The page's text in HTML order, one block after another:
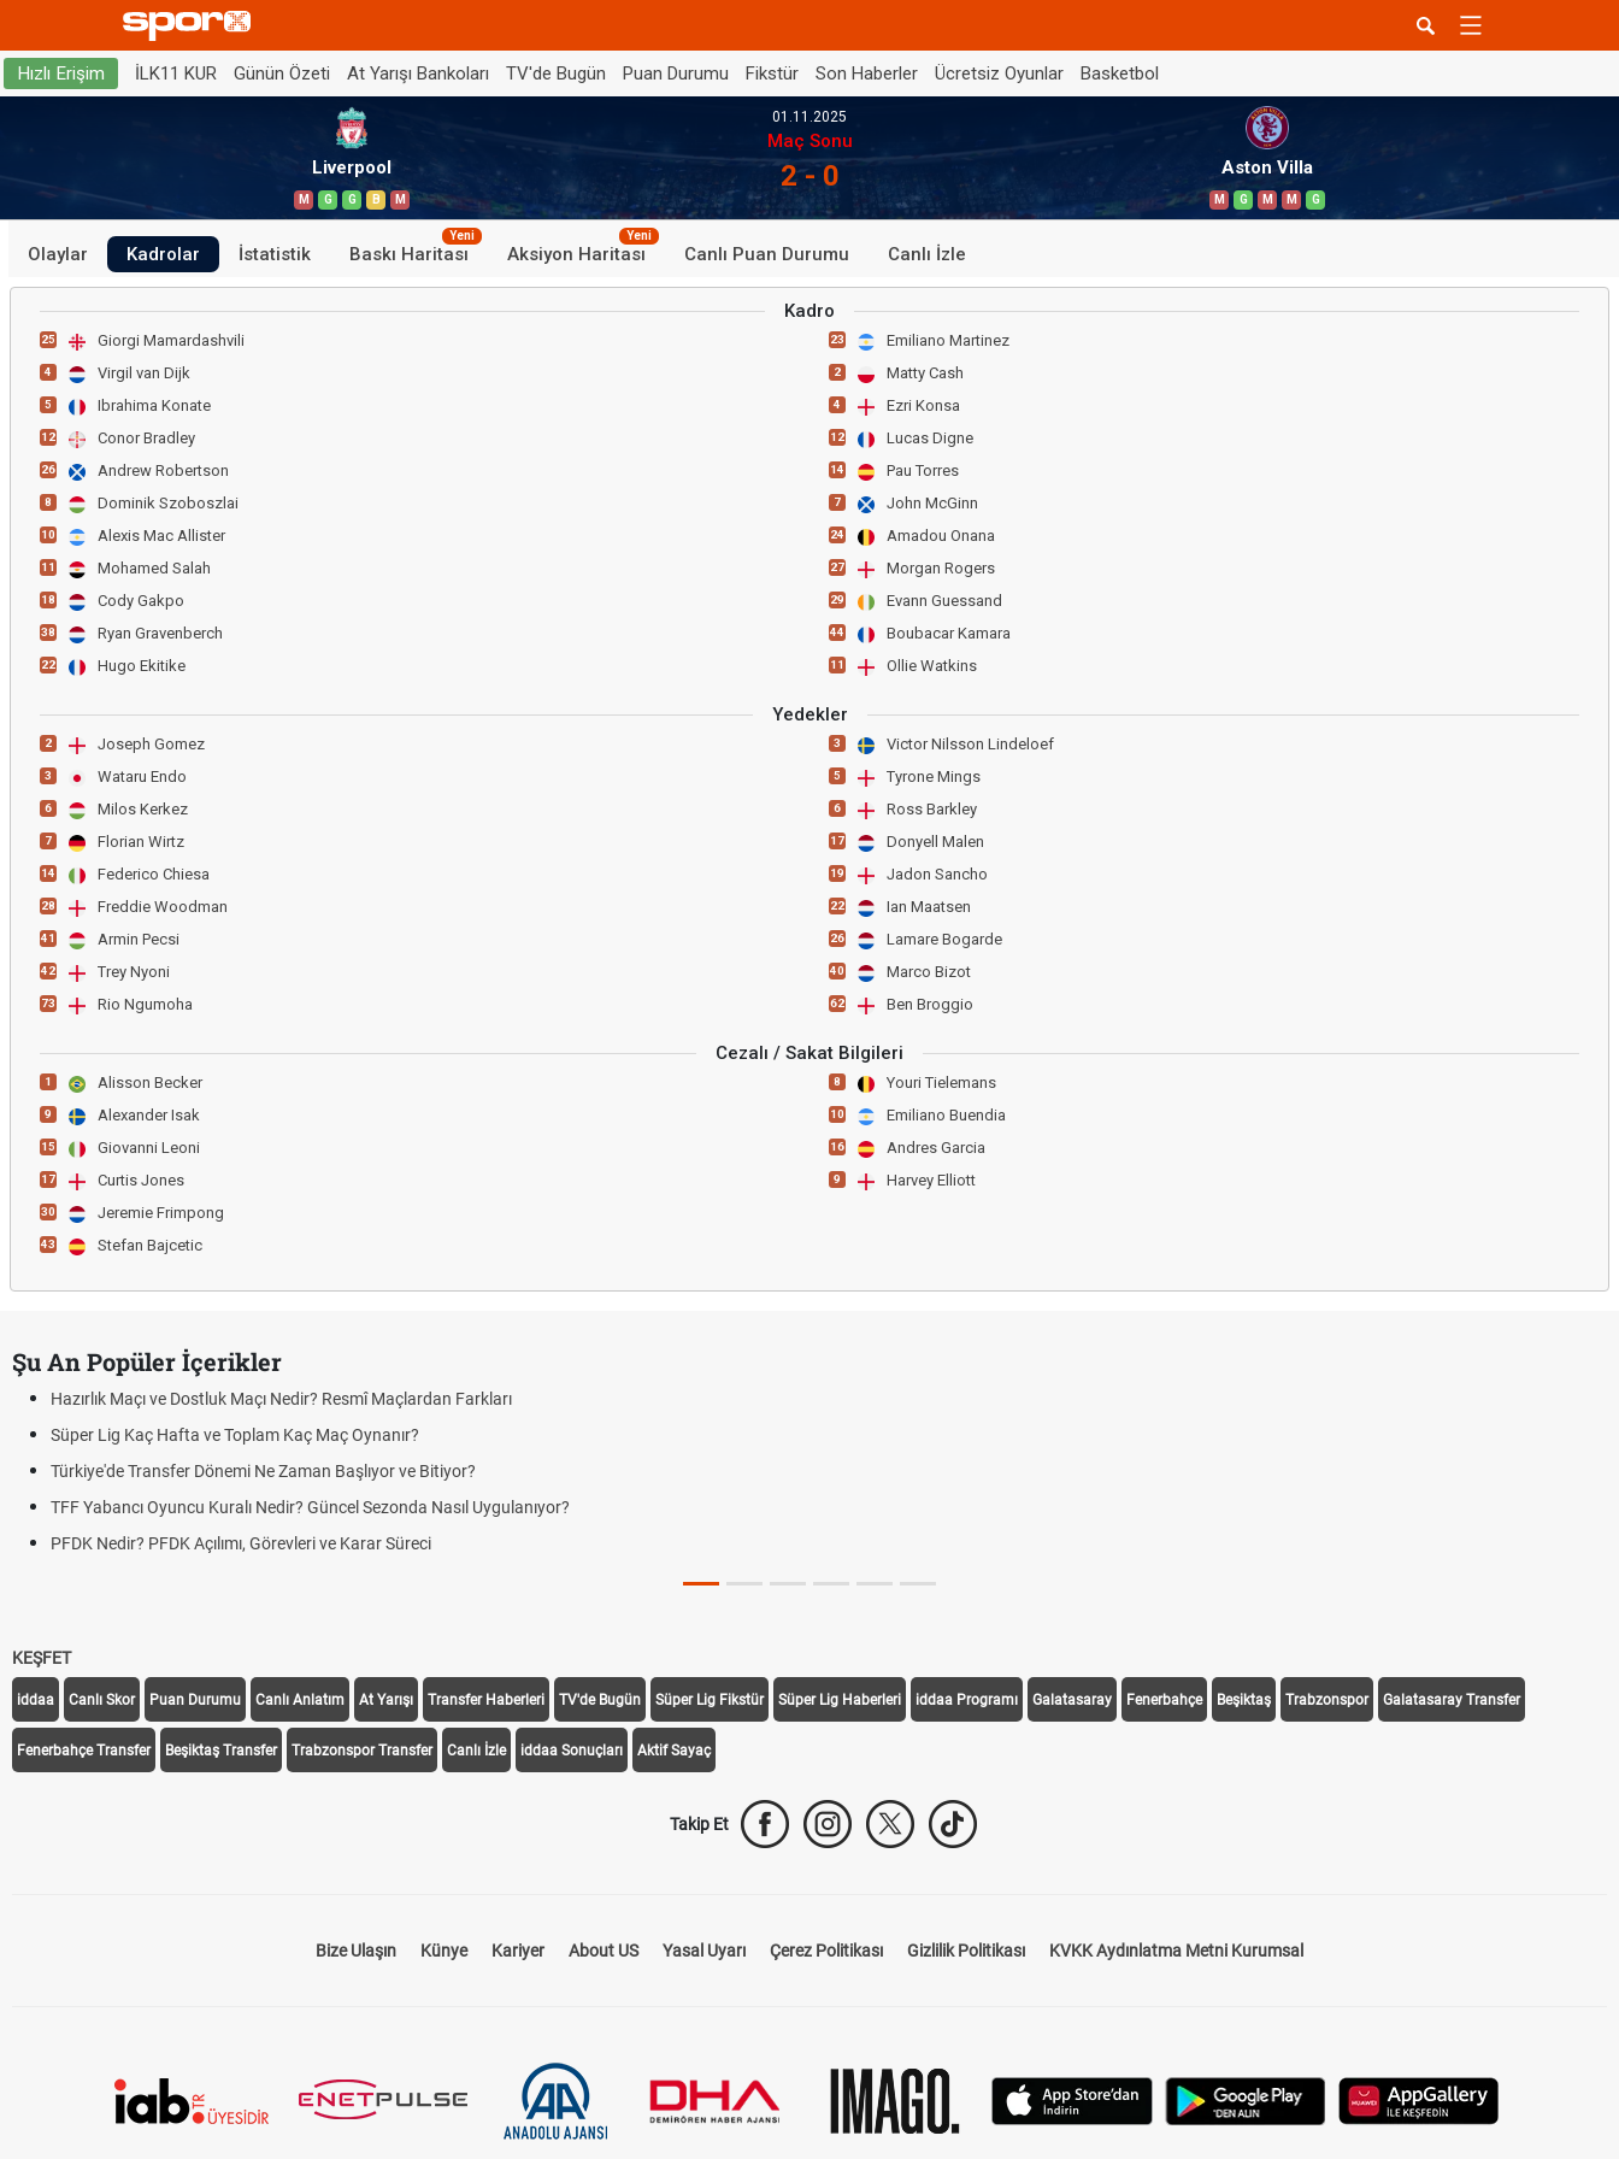
Hızlı Erişim İLK11 KUR Günün Özeti At Yarışı Bankoları TV'de Bugün Puan Durumu Fikstür Son Haberler Ücretsiz Oyunlar Basketbol
Liverpool
M G G B M
01.11.2025
Maç Sonu
2 - 0 Aston Villa
M G M M G
Olaylar Kadrolar İstatistik Baskı Haritası
Yeni
Aksiyon Haritası
Yeni
Canlı Puan Durumu Canlı İzle
Kadro
25 Giorgi Mamardashvili
4 Virgil van Dijk
5 Ibrahima Konate
12 Conor Bradley
26 Andrew Robertson
8 Dominik Szoboszlai
10 Alexis Mac Allister
11 Mohamed Salah
18 Cody Gakpo
38 Ryan Gravenberch
22 Hugo Ekitike
23 Emiliano Martinez
2 Matty Cash
4 Ezri Konsa
12 Lucas Digne
14 Pau Torres
7 John McGinn
24 Amadou Onana
27 Morgan Rogers
29 Evann Guessand
44 Boubacar Kamara
11 Ollie Watkins
Yedekler
2 Joseph Gomez
3 Wataru Endo
6 Milos Kerkez
7 Florian Wirtz
14 Federico Chiesa
28 Freddie Woodman
41 Armin Pecsi
42 Trey Nyoni
73 Rio Ngumoha
3 Victor Nilsson Lindeloef
5 Tyrone Mings
6 Ross Barkley
17 Donyell Malen
19 Jadon Sancho
22 Ian Maatsen
26 Lamare Bogarde
40 Marco Bizot
62 Ben Broggio
Cezalı / Sakat Bilgileri
1 Alisson Becker
9 Alexander Isak
15 Giovanni Leoni
17 Curtis Jones
30 Jeremie Frimpong
43 Stefan Bajcetic
8 Youri Tielemans
10 Emiliano Buendia
16 Andres Garcia
9 Harvey Elliott
Şu An Popüler İçerikler
Hazırlık Maçı ve Dostluk Maçı Nedir? Resmî Maçlardan Farkları
Süper Lig Kaç Hafta ve Toplam Kaç Maç Oynanır?
Türkiye'de Transfer Dönemi Ne Zaman Başlıyor ve Bitiyor?
TFF Yabancı Oyuncu Kuralı Nedir? Güncel Sezonda Nasıl Uygulanıyor?
PFDK Nedir? PFDK Açılımı, Görevleri ve Karar Süreci
KEŞFET
iddaa Canlı Skor Puan Durumu Canlı Anlatım At Yarışı Transfer Haberleri TV'de Bugün Süper Lig Fikstür Süper Lig Haberleri iddaa Programı Galatasaray Fenerbahçe Beşiktaş Trabzonspor Galatasaray Transfer
Fenerbahçe Transfer Beşiktaş Transfer Trabzonspor Transfer Canlı İzle iddaa Sonuçları Aktif Sayaç
Takip Et
Bize Ulaşın Künye Kariyer About US Yasal Uyarı Çerez Politikası Gizlilik Politikası KVKK Aydınlatma Metni Kurumsal